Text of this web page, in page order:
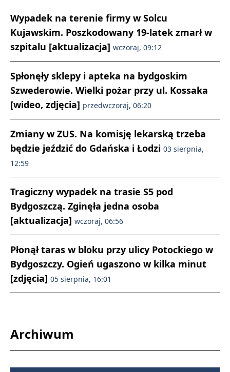
Wypadek na terenie firmy w Solcu
Kujawskim. Poszkodowany 19-latek zmarł w
szpitalu [aktualizacja] wczoraj, 09:12
Spłonęły sklepy i apteka na bydgoskim
Szwederowie. Wielki pożar przy ul. Kossaka
[wideo, zdjęcia] przedwczoraj, 06:20
Zmiany w ZUS. Na komisję lekarską trzeba
będzie jeździć do Gdańska i Łodzi 03 sierpnia,
12:59
Tragiczny wypadek na trasie S5 pod
Bydgoszczą. Zginęła jedna osoba
[aktualizacja] wczoraj, 06:56
Płonął taras w bloku przy ulicy Potockiego w
Bydgoszczy. Ogień ugaszono w kilka minut
[zdjęcia] 05 sierpnia, 16:01
Archiwum